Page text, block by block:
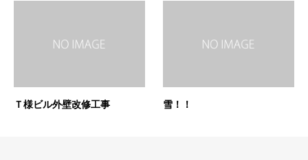
Ｔ様ビル外壁改修工事 雪！！